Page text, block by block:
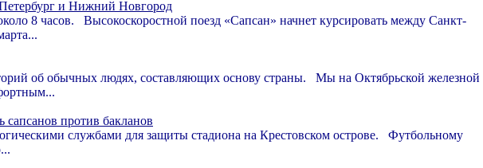
и Нижний Новгород
8 часов. Высокоскоростной поезд «Сапсан» начнет курсировать между Санкт-
об обычных людях, составляющих основу страны. Мы на Октябрьской железной
сапсанов против бакланов
службами для защиты стадиона на Крестовском острове. Футбольному